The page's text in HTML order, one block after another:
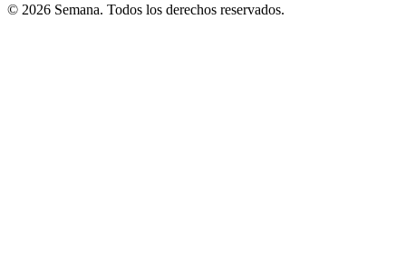
© 2026 Semana. Todos los derechos reservados.